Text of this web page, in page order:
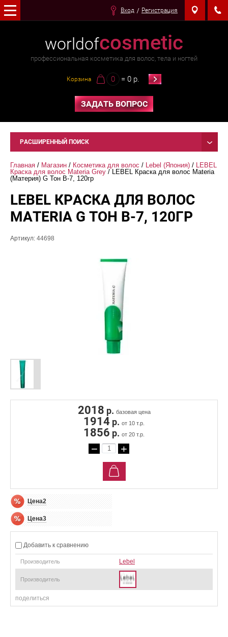
Корзина 0 = 0 р.
worldofcosmetic
профессиональная косметика для волос, тела и ногтей
ЗАДАТЬ ВОПРОС
Вход Регистрация
РАСШИРЕННЫЙ ПОИСК
Главная / Магазин / Косметика для волос / Lebel (Япония) / LEBEL
Краска для волос Materia Grey / LEBEL Краска для волос Materia
(Материя) G Тон B-7, 120гр
LEBEL КРАСКА ДЛЯ ВОЛОС
MATERIA G ТОН B-7, 120ГР
Артикул: 44698
2018 р. базовая цена
1914 р. от 10 т.р.
1856 р. от 20 т.р.
− +
Цена2
Цена3
Добавить к сравнению
Производитель Lebel
Производитель
поделиться